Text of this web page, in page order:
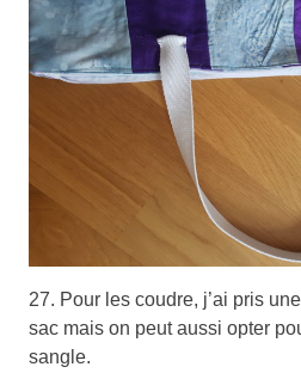
27. Pour les coudre, j’ai pris
sac mais on peut aussi opter
sangle.